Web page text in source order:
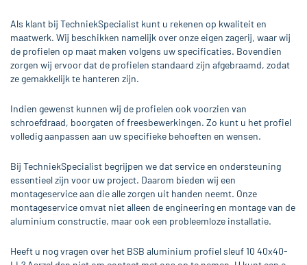
Als klant bij TechniekSpecialist kunt u rekenen op kwaliteit en
maatwerk. Wij beschikken namelijk over onze eigen zagerij, waar wij
de profielen op maat maken volgens uw specificaties. Bovendien
zorgen wij ervoor dat de profielen standaard zijn afgebraamd, zodat
ze gemakkelijk te hanteren zijn.
Indien gewenst kunnen wij de profielen ook voorzien van
schroefdraad, boorgaten of freesbewerkingen. Zo kunt u het profiel
volledig aanpassen aan uw specifieke behoeften en wensen.
Bij TechniekSpecialist begrijpen we dat service en ondersteuning
essentieel zijn voor uw project. Daarom bieden wij een
montageservice aan die alle zorgen uit handen neemt. Onze
montageservice omvat niet alleen de engineering en montage van de
aluminium constructie, maar ook een probleemloze installatie.
Heeft u nog vragen over het BSB aluminium profiel sleuf 10 40x40-